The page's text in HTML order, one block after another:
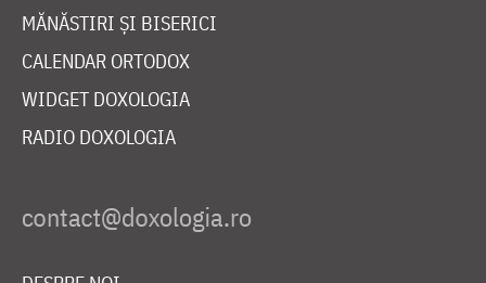
MĂNĂSTIRI ȘI BISERICI
CALENDAR ORTODOX
WIDGET DOXOLOGIA
RADIO DOXOLOGIA